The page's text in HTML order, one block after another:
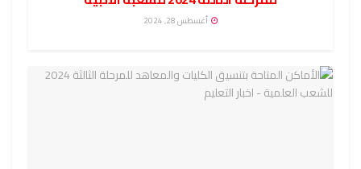
أغسطس 28, 2024